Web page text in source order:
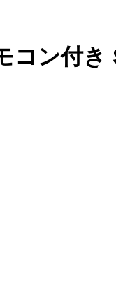
コン付き